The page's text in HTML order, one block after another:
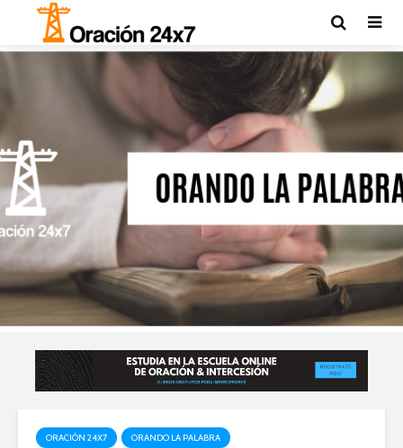
ORACIÓN 24X7 ORANDO LA PALABRA